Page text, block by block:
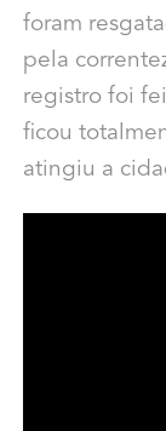
foram
pela
registro foi
ficou
atingiu a